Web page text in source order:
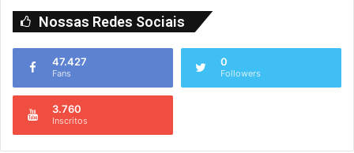
Nossas Redes Sociais
47.427
Fans
0
Followers
3.760
Inscritos